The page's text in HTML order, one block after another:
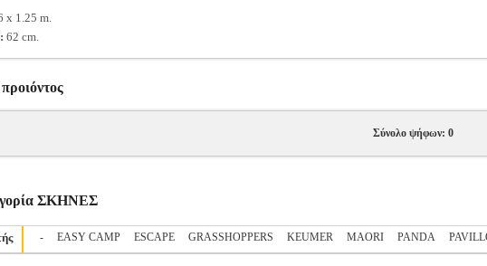
x 1.25 m.
62 cm.
Σύνολο ψήφων: 0
ΣΚΗΝΕΣ
- EASY CAMP ESCAPE GRASSHOPPERS KEUMER MAORI PANDA